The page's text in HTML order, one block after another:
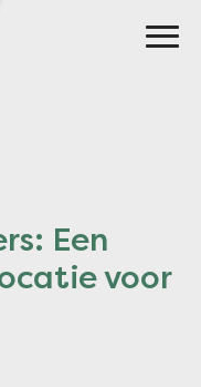
Een
voor